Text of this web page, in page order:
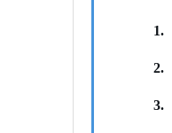
1.
2.
3.